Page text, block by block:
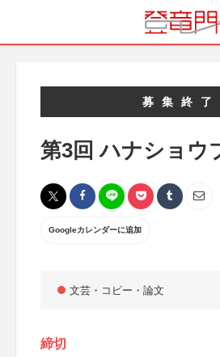
募集終了
第3回 ハナショウ
Googleカレンダーに追加
文芸・コピー・論文
締切